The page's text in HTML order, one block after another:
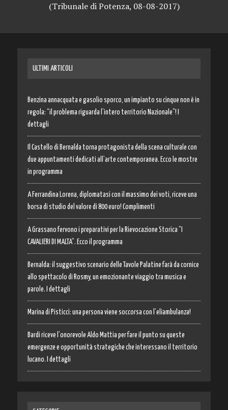
(Tribunale di Potenza, 08-08-2017)
ULTIMI ARTICOLI
Benzina annacquata e gasolio sporco, un impianto su cinque non è in
regola: “il problema riguarda l’intero territorio Nazionale”! I
dettagli
Il Castello di Bernalda torna protagonista della scena culturale con
due appuntamenti dedicati all’arte contemporanea. Ecco le mostre
in programma
A Ferrandina Lorena, diplomatasi con il massimo dei voti, riceve una
borsa di studio del valore di 800 euro! Complimenti
A Grassano fervono i preparativi per la Rievocazione Storica “I
CAVALIERI DI MALTA”. Ecco il programma
Bernalda: il suggestivo scenario delle Tavole Palatine farà da cornice
allo spettacolo di Rosmy, un emozionante viaggio tra musica e
parole. I dettagli
Marina di Pisticci: una persona viene soccorsa con l’eliambulanza!
Bardi riceve l’onorevole Aldo Mattia per fare il punto su queste
emergenze e opportunità strategiche che interessano il territorio
lucano. I dettagli